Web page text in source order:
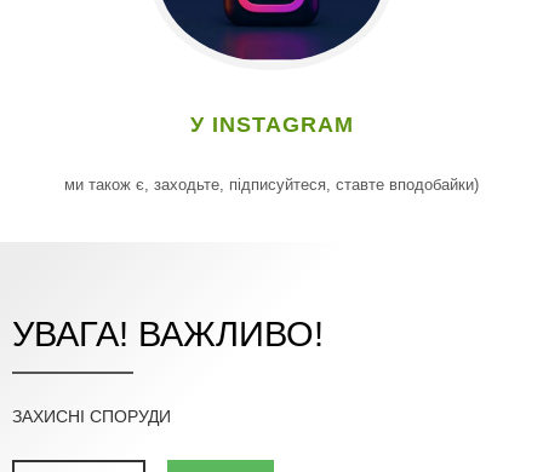
У INSTAGRAM
ми також є, заходьте, підписуйтеся, ставте вподобайки)
УВАГА! ВАЖЛИВО!
ЗАХИСНІ СПОРУДИ